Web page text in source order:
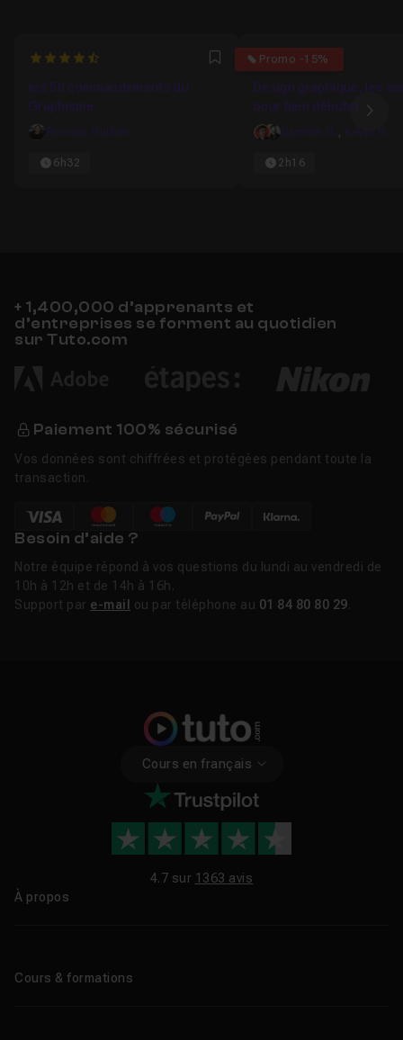
4.4 Favori
les 50 commandements du
Graphisme
Romain Guillon
6h32
Promo -15%
4.6
Design graphique, les
pour bien débuter
Damien G. , Kévin B.
2h16
+ 1,400,000 d’apprenants et
d’entreprises se forment au quotidien
sur Tuto.com
Paiement 100% sécurisé
Vos données sont chiffrées et protégées pendant toute la
transaction.
Besoin d’aide ?
Notre équipe répond à vos questions du lundi au vendredi de
10h à 12h et de 14h à 16h.
Support par e-mail ou par téléphone au 01 84 80 80 29
Cours en français
4.7 sur 1363 avis
À propos
Cours & formations